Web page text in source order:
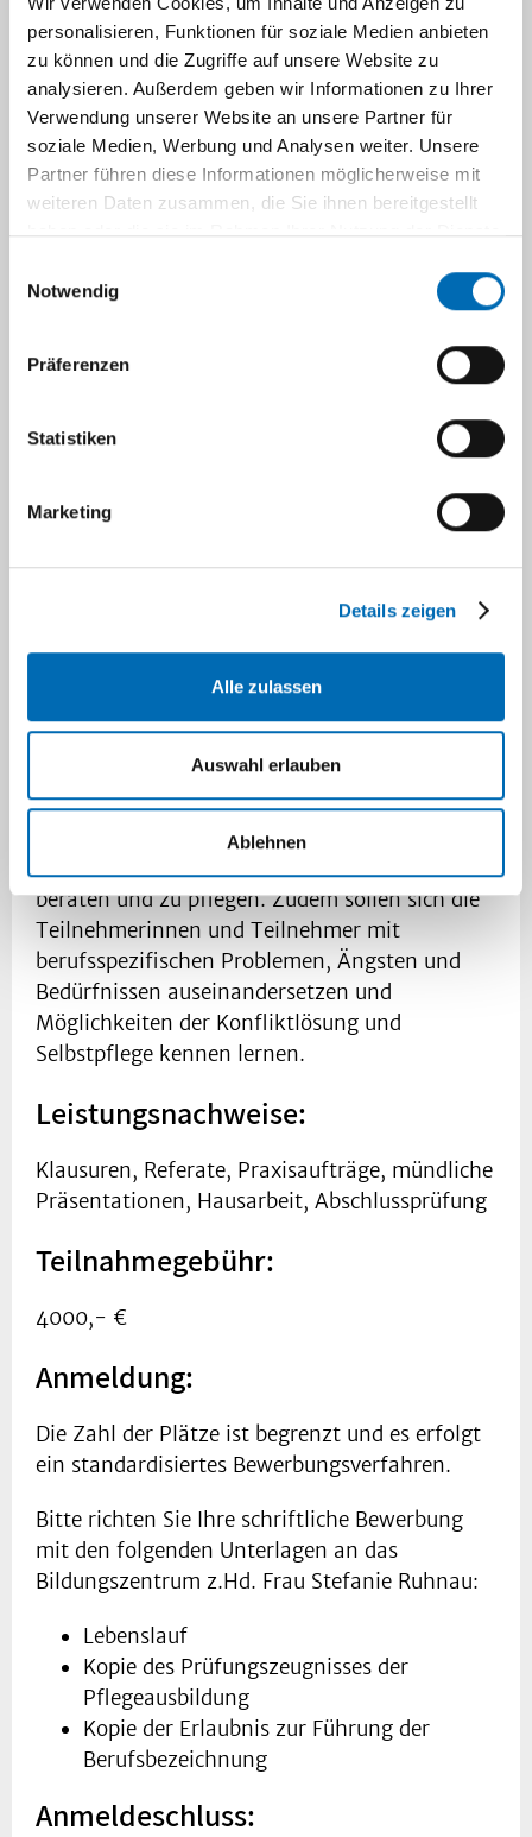
personalisieren, Funktionen für soziale Medien anbieten
zu können und die Zugriffe auf unsere Website zu
analysieren. Außerdem geben wir Informationen zu Ihrer
Verwendung unserer Website an unsere Partner für
soziale Medien, Werbung und Analysen weiter. Unsere
Partner führen diese Informationen möglicherweise mit
weiteren Daten zusammen, die Sie ihnen bereitgestellt
haben oder die sie im Rahmen Ihrer Nutzung der Dienste
Notwendig
Präferenzen
Statistiken
Marketing
Details zeigen
Alle zulassen
Auswahl erlauben
Ablehnen
Umfang des Lehrgangs:
500 Stunden theoretischer Unterricht
220 Stunden fachpraktischer Unterricht
1800 Stunden praktische Weiterbildung
unter Anleitung in den Bereichen:
konservativ internistische Station
(500 Stunden)
Station mit Strahlenpatienten (500
Teilnehmer des UKD der Jahresurlaub
Ziele und Inhalte des Lehrgangs:
Die Weiterbildung soll Pflegende befähigen,
krebskranke Menschen aller Altersstufen in
und seelischen Bedürfnisse und ihrer
individuellen Interessen mit Hilfe aktueller
wissenschaftlicher Erkenntnisse professionell,
umfassend und ganzheitlich zu begleiten,
beraten und zu pflegen. Zudem sollen sich die
Teilnehmerinnen und Teilnehmer mit
berufsspezifischen Problemen, Ängsten und
Bedürfnissen auseinandersetzen und
Möglichkeiten der Konfliktlösung und
Selbstpflege kennen lernen.
Leistungsnachweise:
Klausuren, Referate, Praxisaufträge, mündliche
Präsentationen, Hausarbeit, Abschlussprüfung
Teilnahmegebühr:
4000,- €
Anmeldung:
Die Zahl der Plätze ist begrenzt und es erfolgt
ein standardisiertes Bewerbungsverfahren.
Bitte richten Sie Ihre schriftliche Bewerbung
mit den folgenden Unterlagen an das
Bildungszentrum z.Hd. Frau Stefanie Ruhnau:
Lebenslauf
Kopie des Prüfungszeugnisses der
Pflegeausbildung
Kopie der Erlaubnis zur Führung der
Berufsbezeichnung
Anmeldeschluss: